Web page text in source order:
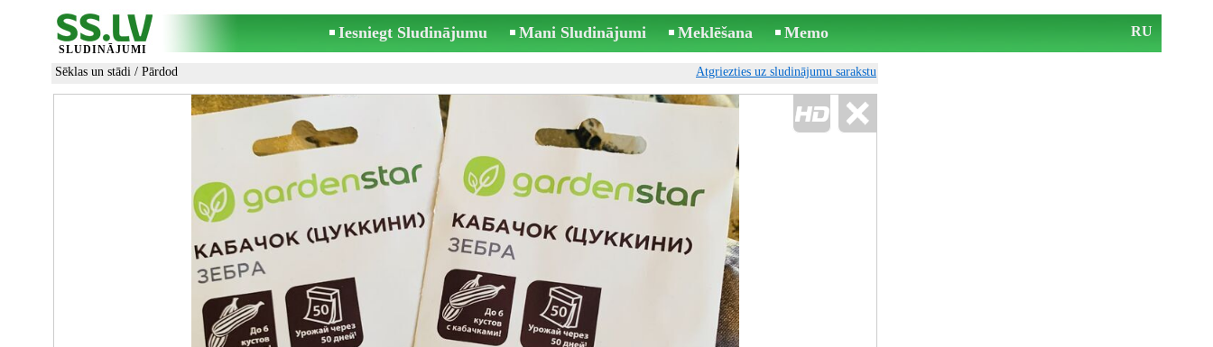
SLUDINĀJUMI
Iesniegt Sludinājumu Mani Sludinājumi Meklēšana Memo RU
Sēklas un stādi / Pārdod Atgriezties uz sludinājumu sarakstu